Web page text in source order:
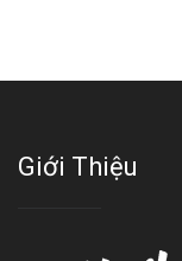
Giới Thiệu